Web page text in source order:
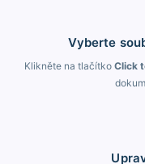
Vyberte
Klikněte na tlačítko Click